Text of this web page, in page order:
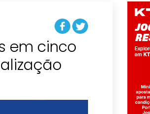
em cinco